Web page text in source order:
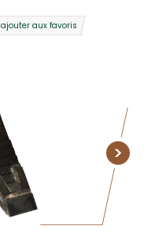
ajouter aux favoris